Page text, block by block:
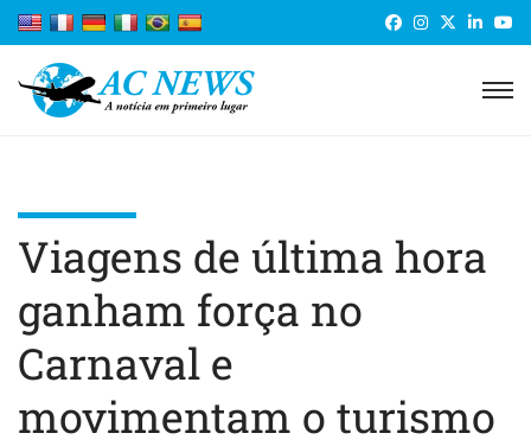
Viagens de última hora
ganham força no
Carnaval e
movimentam o turismo